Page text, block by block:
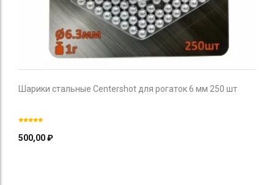
Шарики стальные Centershot для рогаток 6 мм 250 шт
500,00₽